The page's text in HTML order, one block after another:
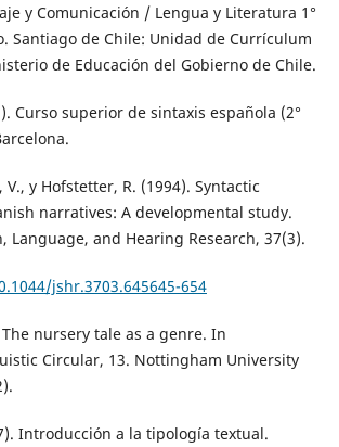
y Comunicación / Lengua y Literatura 1°
Santiago de Chile: Unidad de Currículum
de Educación del Gobierno de Chile.
Curso superior de sintaxis española (2°
y Hofstetter, R. (1994). Syntactic
narratives: A developmental study.
Language, and Hearing Research, 37(3).
jshr.3703.645645-654
The nursery tale as a genre. In
Circular, 13. Nottingham University
Introducción a la tipología textual.